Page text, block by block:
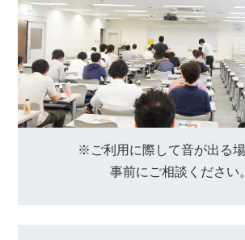
※ご利用に際して音が出る場
事前にご相談ください。